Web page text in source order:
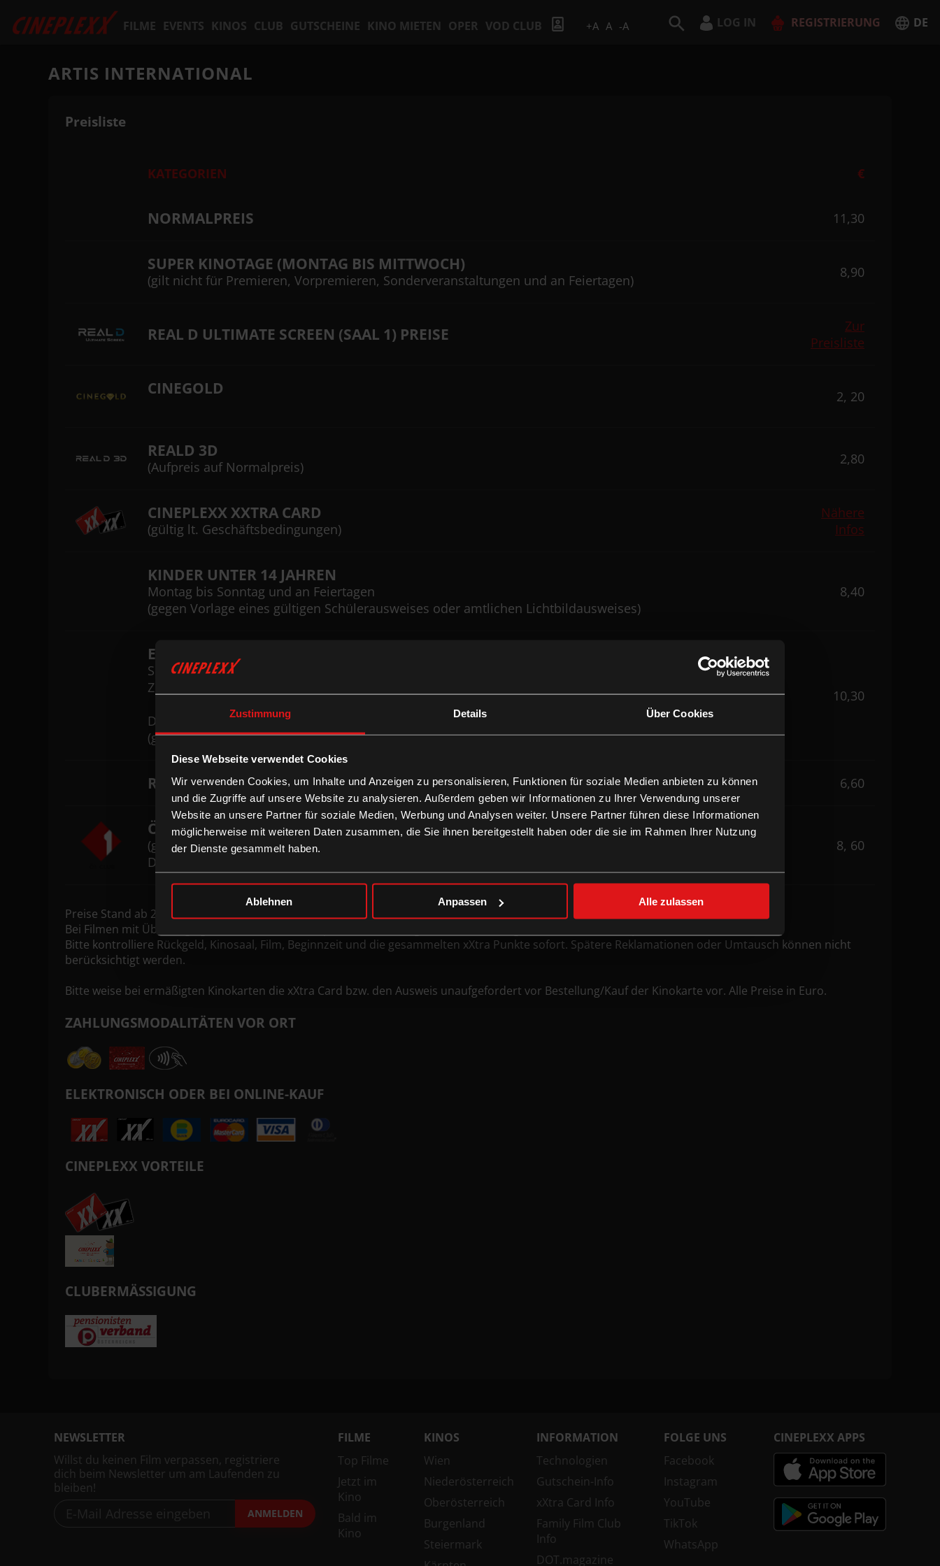
Zustimmung Details Über Cookies
Diese Webseite verwendet Cookies
Wir verwenden Cookies, um Inhalte und Anzeigen zu personalisieren, Funktionen für soziale Medien anbieten zu können
und die Zugriffe auf unsere Website zu analysieren. Außerdem geben wir Informationen zu Ihrer Verwendung unserer
Website an unsere Partner für soziale Medien, Werbung und Analysen weiter. Unsere Partner führen diese Informationen
möglicherweise mit weiteren Daten zusammen, die Sie ihnen bereitgestellt haben oder die sie im Rahmen Ihrer Nutzung
der Dienste gesammelt haben.
Ablehnen Anpassen Alle zulassen
FILME EVENTS KINOS CLUB GUTSCHEINE KINO MIETEN OPER VOD CLUB +A A -A LOG IN REGISTRIERUNG DE
ARTIS INTERNATIONAL
Preisliste
KATEGORIEN €
NORMALPREIS 11,30
SUPER KINOTAGE (MONTAG BIS MITTWOCH)
(gilt nicht für Premieren, Vorpremieren, Sonderveranstaltungen und an Feiertagen) 8,90
REAL D ULTIMATE SCREEN (SAAL 1) PREISE
Zur
Preisliste
CINEGOLD 2, 20
REALD 3D
(Aufpreis auf Normalpreis) 2,80
CINEPLEXX XXTRA CARD
(gültig lt. Geschäftsbedingungen)
Nähere
Infos
KINDER UNTER 14 JAHREN
Montag bis Sonntag und an Feiertagen
(gegen Vorlage eines gültigen Schülerausweises oder amtlichen Lichtbildausweises)
8,40
ERMÄSSIGT
SCHÜLER:INNEN (ab 14 bis unter 19 Jahren) | STUDENT:INNEN (unter 27 Jahren) | GRUNDWEHRDIENER,
ZIVILDIENER UND SENIOR:INNEN
Donnerstag bis Sonntag und an Feiertagen
(gegen Vorlage eines amtlichen Lichtbildausweises bzw. dementsprechenden Nachweises)
10,30
ROLLSTUHLFAHRER/INNEN 6,60
Ö1 CLUBMITGLIEDER
(gegen Vorlage der Clubkarte bis zu 2 Tickets
Donnerstag bis Sonntag)
8, 60
Preise Stand ab 2.12.2022.
Bei Filmen mit Überlänge
Bitte kontrolliere Rückgeld, Kinosaal, Film, Beginnzeit und die gesammelten xXtra Punkte sofort. Spätere Reklamationen oder Umtausch können nicht
berücksichtigt werden.
Bitte weise bei ermäßigten Kinokarten die xXtra Card bzw. den Ausweis unaufgefordert vor Bestellung/Kauf der Kinokarte vor. Alle Preise in Euro.
ZAHLUNGSMODALITÄTEN VOR ORT
ELEKTRONISCH ODER BEI ONLINE-KAUF
CINEPLEXX VORTEILE
CLUBERMÄSSIGUNG
NEWSLETTER
Willst du keinen Film verpassen, registriere
dich beim Newsletter um am Laufenden zu
bleiben!
ANMELDEN
FILME
Top Filme
Jetzt im
Kino
Bald im
Kino
KINOS
Wien
Niederösterreich
Oberösterreich
Burgenland
Steiermark
INFORMATION
Technologien
Gutschein-Info
xXtra Card Info
Family Film Club
Info
DOT.magazine
FOLGE UNS
Facebook
Instagram
YouTube
TikTok
WhatsApp
CINEPLEXX APPS